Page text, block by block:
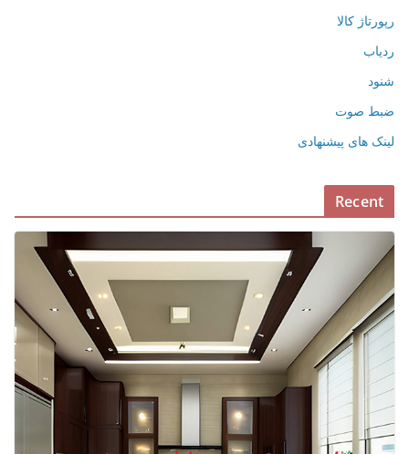
رپورتاژ کالا
ردیاب
شنود
ضبط صوت
لینک های پیشنهادی
Recent